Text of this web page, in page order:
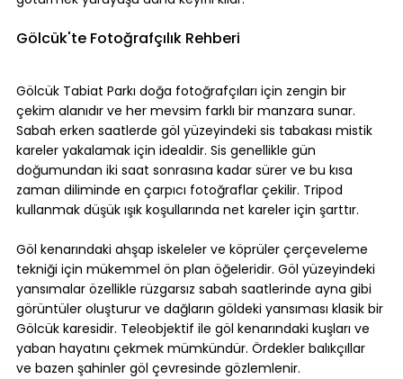
Gölcük'te Fotoğrafçılık Rehberi
Gölcük Tabiat Parkı doğa fotoğrafçıları için zengin bir
çekim alanıdır ve her mevsim farklı bir manzara sunar.
Sabah erken saatlerde göl yüzeyindeki sis tabakası mistik
kareler yakalamak için idealdir. Sis genellikle gün
doğumundan iki saat sonrasına kadar sürer ve bu kısa
zaman diliminde en çarpıcı fotoğraflar çekilir. Tripod
kullanmak düşük ışık koşullarında net kareler için şarttır.
Göl kenarındaki ahşap iskeleler ve köprüler çerçeveleme
tekniği için mükemmel ön plan öğeleridir. Göl yüzeyindeki
yansımalar özellikle rüzgarsız sabah saatlerinde ayna gibi
görüntüler oluşturur ve dağların göldeki yansıması klasik bir
Gölcük karesidir. Teleobjektif ile göl kenarındaki kuşları ve
yaban hayatını çekmek mümkündür. Ördekler balıkçıllar
ve bazen şahinler göl çevresinde gözlemlenir.